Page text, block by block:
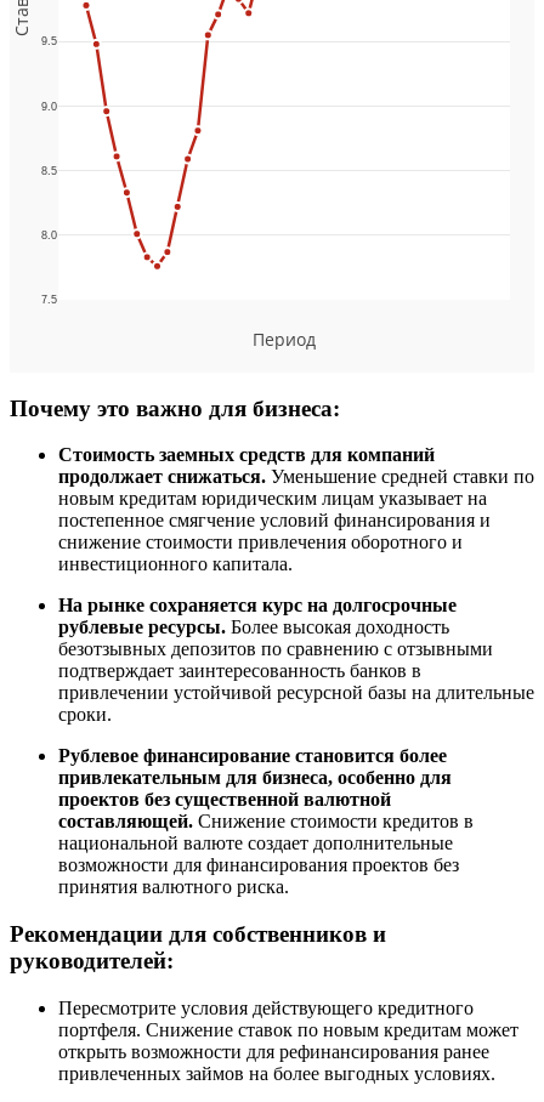
Почему это важно для бизнеса:
Стоимость заемных средств для компаний
продолжает снижаться. Уменьшение средней ставки по
новым кредитам юридическим лицам указывает на
постепенное смягчение условий финансирования и
снижение стоимости привлечения оборотного и
инвестиционного капитала.
На рынке сохраняется курс на долгосрочные
рублевые ресурсы. Более высокая доходность
безотзывных депозитов по сравнению с отзывными
подтверждает заинтересованность банков в
привлечении устойчивой ресурсной базы на длительные
сроки.
Рублевое финансирование становится более
привлекательным для бизнеса, особенно для
проектов без существенной валютной
составляющей. Снижение стоимости кредитов в
национальной валюте создает дополнительные
возможности для финансирования проектов без
принятия валютного риска.
Рекомендации для собственников и
руководителей:
Пересмотрите условия действующего кредитного
портфеля. Снижение ставок по новым кредитам может
открыть возможности для рефинансирования ранее
привлеченных займов на более выгодных условиях.